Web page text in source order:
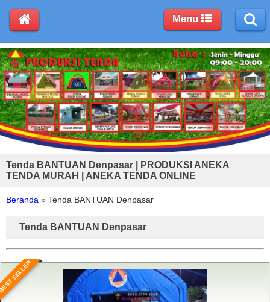
Tenda BANTUAN Denpasar | PRODUKSI ANEKA
TENDA MURAH | ANEKA TENDA ONLINE
Beranda » Tenda BANTUAN Denpasar
Tenda BANTUAN Denpasar
SELLER
Menu